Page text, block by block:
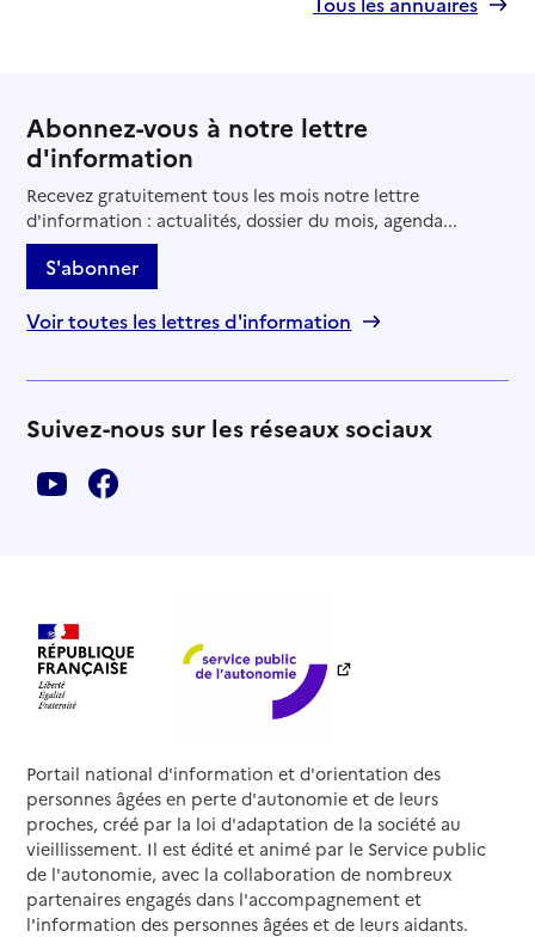
Abonnez-vous à notre lettre
d'information
Recevez gratuitement tous les mois notre lettre
d'information : actualités, dossier du mois, agenda...
S'abonner
Voir toutes les lettres d'information
Suivez-nous sur les réseaux sociaux
Portail national d'information et d'orientation des
personnes âgées en perte d'autonomie et de leurs
proches, créé par la loi d'adaptation de la société au
vieillissement. Il est édité et animé par le Service public
de l'autonomie, avec la collaboration de nombreux
partenaires engagés dans l'accompagnement et
l'information des personnes âgées et de leurs aidants.